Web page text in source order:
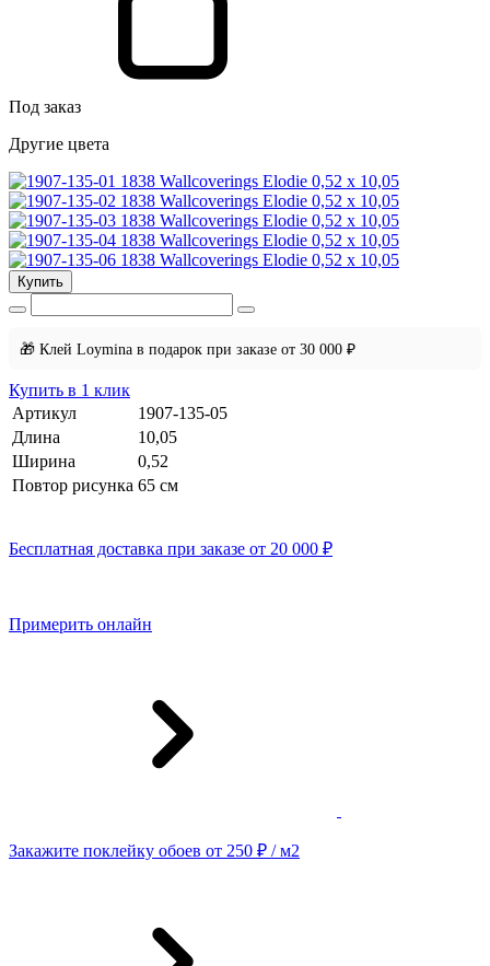
Под заказ
Другие цвета
Купить
🎁 Клей Loymina в подарок при заказе от 30 000 ₽
Купить в 1 клик
Артикул
1907-135-05
Длина
10,05
Ширина
0,52
Повтор рисунка 65 cм
Бесплатная доставка при заказе от 20 000 ₽
Примерить онлайн
Закажите поклейку обоев от 250 ₽ / м2